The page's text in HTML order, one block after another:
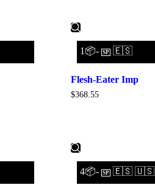
1📦- SP 🇪🇸
Flesh-Eater Imp
$368.55
4📦- SP 🇪🇸 🇺🇸